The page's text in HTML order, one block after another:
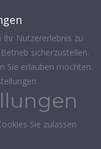
Nutzererlebnis zu
sicherzustellen.
Sie erlauben möchten.
Sie zulassen